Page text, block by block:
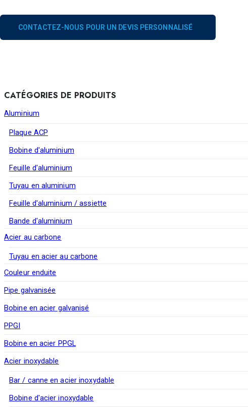
CONTACTEZ-NOUS POUR UN DEVIS PERSONNALISÉ
CATÉGORIES DE PRODUITS
Aluminium
Plaque ACP
Bobine d'aluminium
Feuille d'aluminium
Tuyau en aluminium
Feuille d'aluminium / assiette
Bande d'aluminium
Acier au carbone
Tuyau en acier au carbone
Couleur enduite
Pipe galvanisée
Bobine en acier galvanisé
PPGI
Bobine en acier PPGL
Acier inoxydable
Bar / canne en acier inoxydable
Bobine d'acier inoxydable